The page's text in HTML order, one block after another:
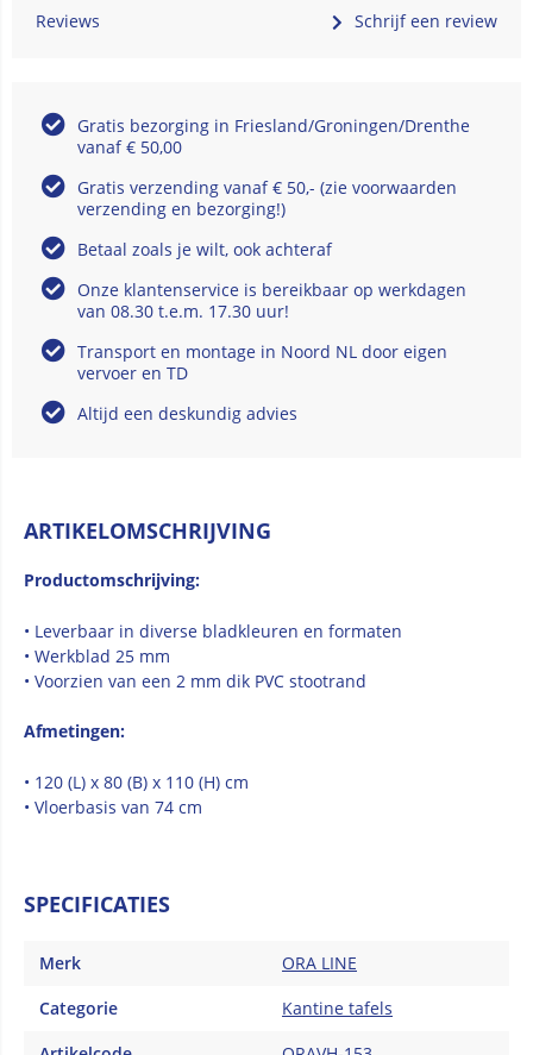
Reviews Schrijf een review
Gratis bezorging in Friesland/Groningen/Drenthe
vanaf € 50,00
Gratis verzending vanaf € 50,- (zie voorwaarden
verzending en bezorging!)
Betaal zoals je wilt, ook achteraf
Onze klantenservice is bereikbaar op werkdagen
van 08.30 t.e.m. 17.30 uur!
Transport en montage in Noord NL door eigen
vervoer en TD
Altijd een deskundig advies
ARTIKELOMSCHRIJVING
Productomschrijving:
• Leverbaar in diverse bladkleuren en formaten
• Werkblad 25 mm
• Voorzien van een 2 mm dik PVC stootrand
Afmetingen:
• 120 (L) x 80 (B) x 110 (H) cm
• Vloerbasis van 74 cm
SPECIFICATIES
Merk
ORA LINE
Categorie
Kantine tafels